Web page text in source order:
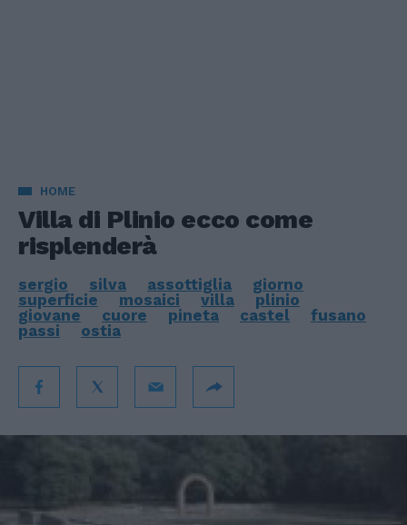
HOME
Villa di Plinio ecco come
risplenderà
sergio silva assottiglia
giorno
superficie
mosaici villa
plinio
giovane
cuore pineta castel
fusano
passi
ostia